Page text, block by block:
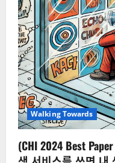
Walking Towards
(CHI 2024 Best